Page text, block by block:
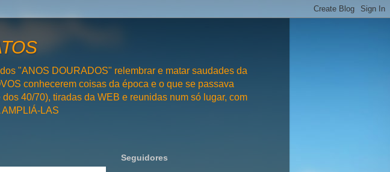
"ANOS DOURADOS" relembrar e matar saudades da
conhecerem coisas da época e o que se passava
40/70), tiradas da WEB e reunidas num só lugar, com
LAS
Seguidores